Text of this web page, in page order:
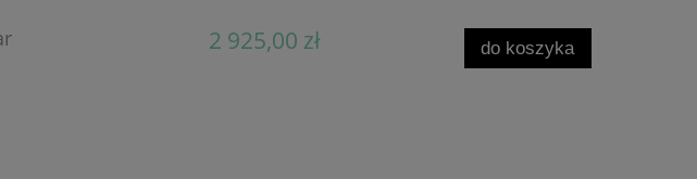
2 925,00 zł do koszyka